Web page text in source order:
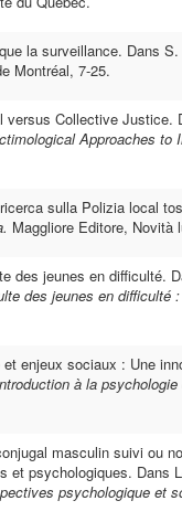
la surveillance. Dans
Montréal, 7-25.
Collective Justice.
Approaches to
sulla Polizia local
Maggliore Editore, Novità
des jeunes en difficulté.
des jeunes en difficulté
enjeux sociaux : Une
à la
masculin suivi ou
et psychologiques. Dans
psychologique et